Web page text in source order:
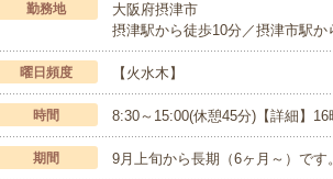
勤務地
大阪府摂津市
摂津駅から徒歩10分／摂津市駅
曜日頻度 【火水木】
時間 8:30～15:00(休憩45分)【詳細】16
期間 9月上旬から長期（6ヶ月～）で